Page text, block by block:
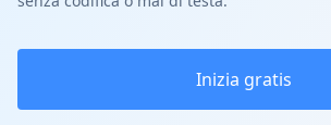
Inizia gratis